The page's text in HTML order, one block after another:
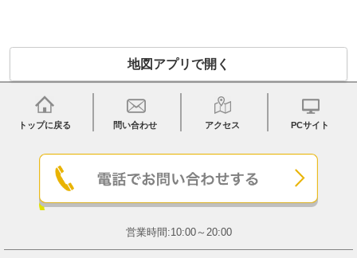
地図アプリで開く
トップに戻る 問い合わせ アクセス PCサイト
営業時間:10:00～20:00